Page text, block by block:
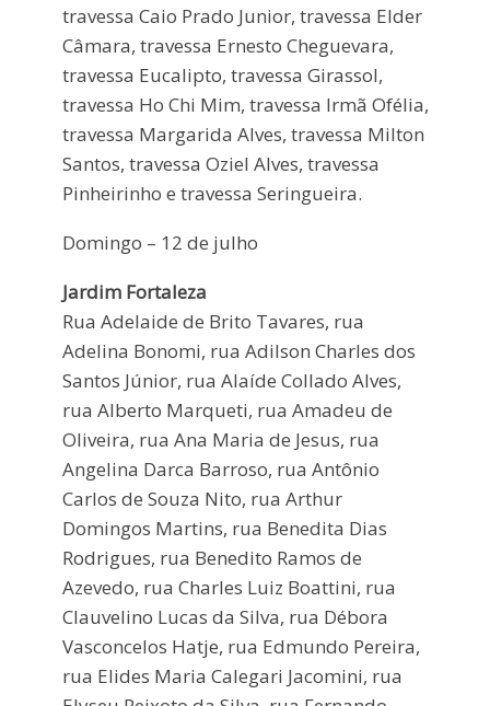
travessa Caio Prado Junior, travessa Elder
Câmara, travessa Ernesto Cheguevara,
travessa Eucalipto, travessa Girassol,
travessa Ho Chi Mim, travessa Irmã Ofélia,
travessa Margarida Alves, travessa Milton
Santos, travessa Oziel Alves, travessa
Pinheirinho e travessa Seringueira.
Domingo – 12 de julho
Jardim Fortaleza
Rua Adelaide de Brito Tavares, rua
Adelina Bonomi, rua Adilson Charles dos
Santos Júnior, rua Alaíde Collado Alves,
rua Alberto Marqueti, rua Amadeu de
Oliveira, rua Ana Maria de Jesus, rua
Angelina Darca Barroso, rua Antônio
Carlos de Souza Nito, rua Arthur
Domingos Martins, rua Benedita Dias
Rodrigues, rua Benedito Ramos de
Azevedo, rua Charles Luiz Boattini, rua
Clauvelino Lucas da Silva, rua Débora
Vasconcelos Hatje, rua Edmundo Pereira,
rua Elides Maria Calegari Jacomini, rua